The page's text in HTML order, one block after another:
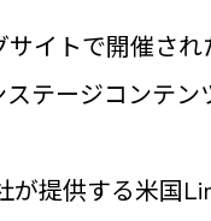
イトで開催され
テージコンテン
が提供する米国